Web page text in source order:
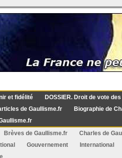
et fidélité
DOSSIER. Droit de vote
de Gaullisme.fr
Biographie de
Brèves de Gaullisme.fr
Charles de
Gouvernement
International